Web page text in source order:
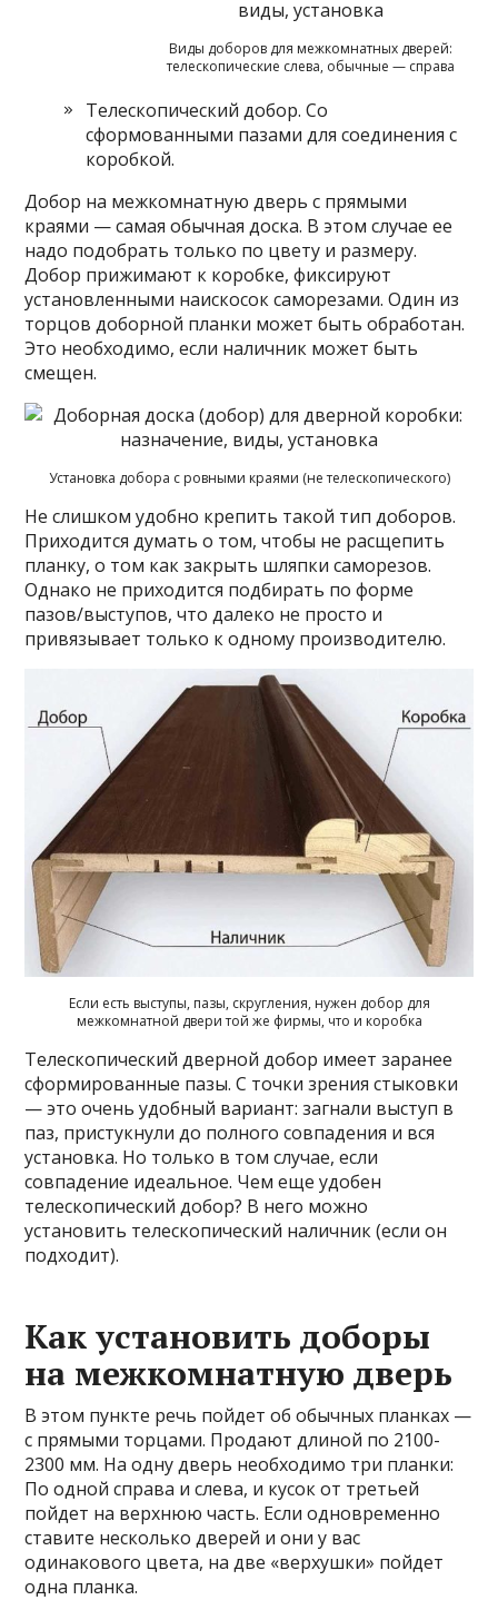
Виды доборов для межкомнатных дверей:
телескопические слева, обычные — справа
Телескопический добор. Со
сформованными пазами для соединения с
коробкой.
Добор на межкомнатную дверь с прямыми
краями — самая обычная доска. В этом случае ее
надо подобрать только по цвету и размеру.
Добор прижимают к коробке, фиксируют
установленными наискосок саморезами. Один из
торцов доборной планки может быть обработан.
Это необходимо, если наличник может быть
смещен.
Установка добора с ровными краями (не телескопического)
Не слишком удобно крепить такой тип доборов.
Приходится думать о том, чтобы не расщепить
планку, о том как закрыть шляпки саморезов.
Однако не приходится подбирать по форме
пазов/выступов, что далеко не просто и
привязывает только к одному производителю.
Если есть выступы, пазы, скругления, нужен добор для
межкомнатной двери той же фирмы, что и коробка
Телескопический дверной добор имеет заранее
сформированные пазы. С точки зрения стыковки
— это очень удобный вариант: загнали выступ в
паз, пристукнули до полного совпадения и вся
установка. Но только в том случае, если
совпадение идеальное. Чем еще удобен
телескопический добор? В него можно
установить телескопический наличник (если он
подходит).
Как установить доборы
на межкомнатную дверь
В этом пункте речь пойдет об обычных планках —
с прямыми торцами. Продают длиной по 2100-
2300 мм. На одну дверь необходимо три планки:
По одной справа и слева, и кусок от третьей
пойдет на верхнюю часть. Если одновременно
ставите несколько дверей и они у вас
одинакового цвета, на две «верхушки» пойдет
одна планка.